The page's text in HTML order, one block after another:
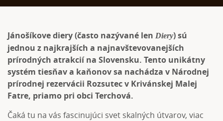
Jánošíkove diery(často nazývané len Diery) sú
jednou z najkrajších a najnavštevovanejších
prírodných atrakcií na Slovensku. Tento unikátny
systém tiesňav a kaňonov sa nachádza v Národnej
prírodnej rezervácii Rozsutec v Krivánskej Malej
Fatre, priamo pri obci Terchová.
Čaká tu na vás fascinujúci svet skalných útvarov, viac